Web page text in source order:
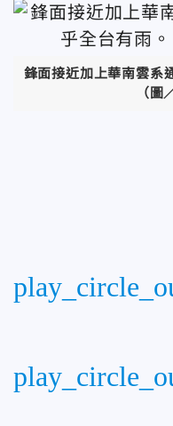
鋒面接近加上華南雲系
（圖